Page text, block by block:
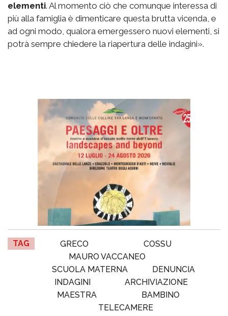
elementi. Al momento ciò che comunque interessa di
più alla famiglia è dimenticare questa brutta vicenda, e
ad ogni modo, qualora emergessero nuovi elementi, si
potrà sempre chiedere la riapertura delle indagini».
TAG GRECO
COSSU
MAURO VACCANEO
SCUOLA MATERNA
DENUNCIA
INDAGINI
ARCHIVIAZIONE
MAESTRA
BAMBINO
TELECAMERE